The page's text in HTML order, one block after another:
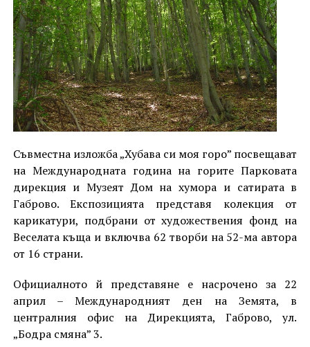
Съвместна изложба „Хубава си моя горо” посвещават
на Международната година на горите Парковата
дирекция и Музеят Дом на хумора и сатирата в
Габрово. Експозицията представя колекция от
карикатури, подбрани от художествения фонд на
Веселата къща и включва 62 творби на 52-ма автора
от 16 страни.
Официалното й представяне е насрочено за 22
април – Международният ден на Земята, в
централния офис на Дирекцията, Габрово, ул.
„Бодра смяна” 3.